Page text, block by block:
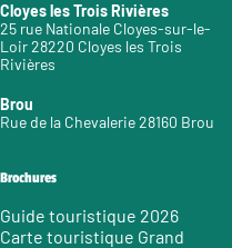
Cloyes les Trois Rivières
25 rue Nationale Cloyes-sur-le-
Loir 28220 Cloyes les Trois
Rivières
Brou
Rue de la Chevalerie 28160 Brou
Brochures
Guide touristique 2026
Carte touristique Grand